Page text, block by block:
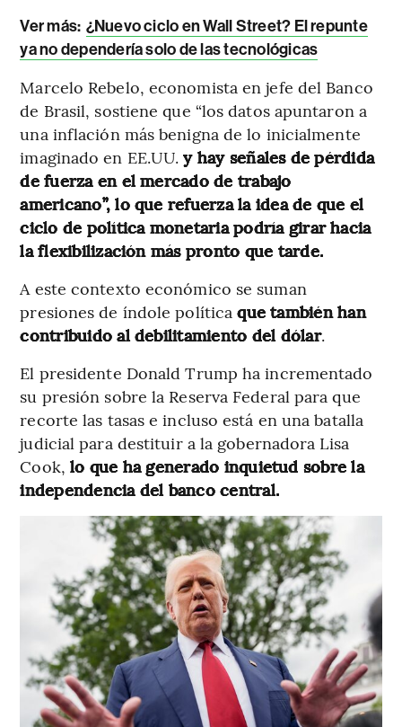
Ver más: ¿Nuevo ciclo en Wall Street? El repunte
ya no dependería solo de las tecnológicas
Marcelo Rebelo, economista en jefe del Banco
de Brasil, sostiene que “los datos apuntaron a
una inflación más benigna de lo inicialmente
imaginado en EE.UU.y hay señales de pérdida
de fuerza en el mercado de trabajo
americano”, lo que refuerza la idea de que el
ciclo de política monetaria podría girar hacia
la flexibilización más pronto que tarde.
A este contexto económico se suman
presiones de índole políticaque también han
contribuido al debilitamiento del dólar.
El presidente Donald Trump ha incrementado
su presión sobre la Reserva Federal para que
recorte las tasas e incluso está en una batalla
judicial para destituir a la gobernadora Lisa
Cook, lo que ha generado inquietud sobre la
independencia del banco central.